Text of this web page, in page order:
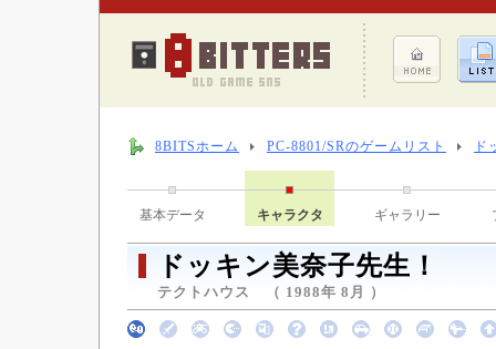
8BITSホーム PC-8801/SRのゲームリスト ド
基本データ キャラクタ ギャラリー
ドッキン美奈子先生！
テクトハウス （ 1988年 8月 ）